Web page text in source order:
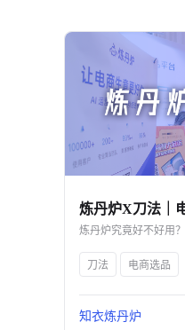
刀法 电商选品
知衣炼丹炉